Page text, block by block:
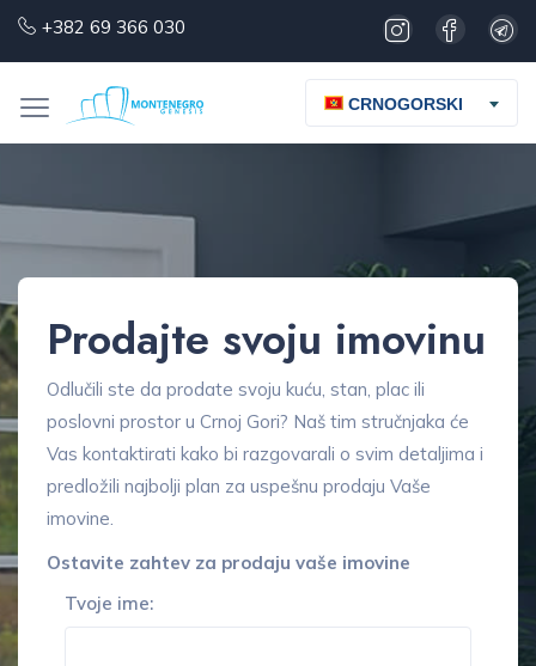
+382 69 366 030
CRNOGORSKI
Prodajte svoju imovinu
Odlučili ste da prodate svoju kuću, stan, plac ili
poslovni prostor u Crnoj Gori? Naš tim stručnjaka će
Vas kontaktirati kako bi razgovarali o svim detaljima i
predložili najbolji plan za uspešnu prodaju Vaše
imovine.
Ostavite zahtev za prodaju vaše imovine
Tvoje ime: